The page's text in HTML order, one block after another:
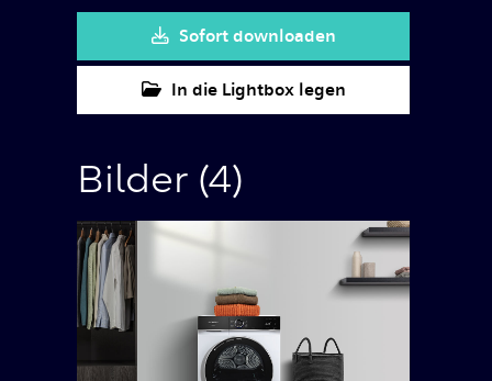
Sofort downloaden
In die Lightbox legen
Bilder (4)